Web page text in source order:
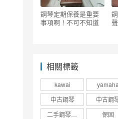
鋼琴定期保養是重要
事項啊！不可不知道
相關標籤
kawai yamaha
中古鋼琴
中古鋼
保固